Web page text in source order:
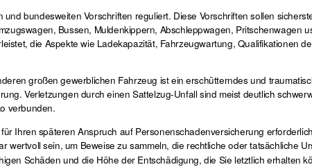
bundesweiten Vorschriften reguliert. Diese Vorschriften sollen
Bussen, Muldenkippern, Abschleppwagen, Pritschenwagen
die Aspekte wie Ladekapazität, Fahrzeugwartung, Qualifikationen
großen gewerblichen Fahrzeug ist ein erschütterndes und
Verletzungen durch einen Sattelzug-Unfall sind meist deutlich
verbunden.
Ihren späteren Anspruch auf Personenschadenversicherung
wertvoll sein, um Beweise zu sammeln, die rechtliche oder tatsächliche
Schäden und die Höhe der Entschädigung, die Sie letztlich erhalten